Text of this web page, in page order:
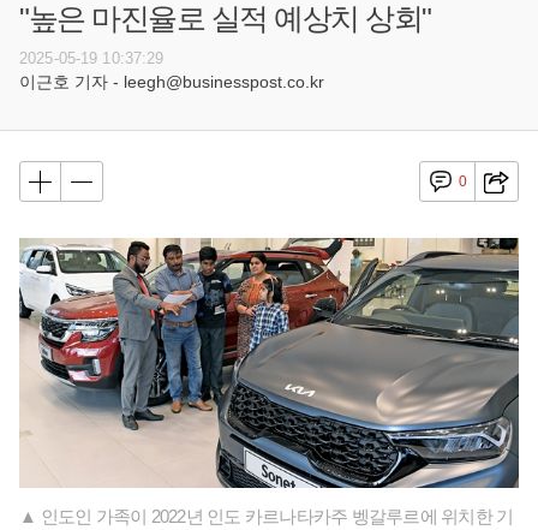
"높은 마진율로 실적 예상치 상회"
2025-05-19 10:37:29
이근호 기자 - leegh@businesspost.co.kr
0
▲ 인도인 가족이 2022년 인도 카르나타카주 벵갈루르에 위치한 기